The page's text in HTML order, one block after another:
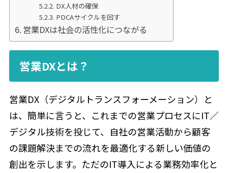
DX人材の確保
PDCAサイクルを回す
営業DXは社会の活性化につながる
営業DXとは？
営業DX（デジタルトランスフォーメーション）と
は、簡単に言うと、これまでの営業プロセスにIT／
デジタル技術を投じて、自社の営業活動から顧客
の課題解決までの流れを最適化する新しい価値の
創出を示します。ただのIT導入による業務効率化と